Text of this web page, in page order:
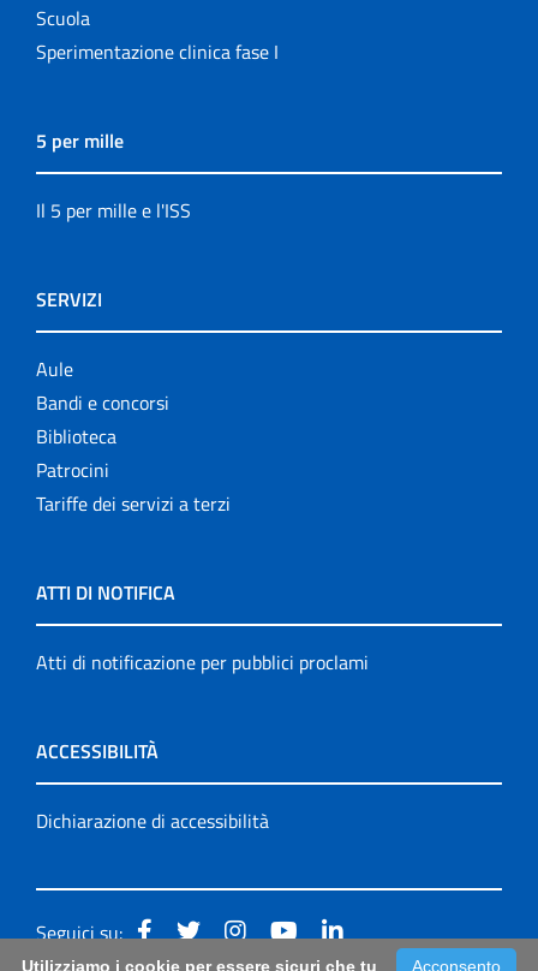
Scuola
Sperimentazione clinica fase I
5 per mille
Il 5 per mille e l'ISS
SERVIZI
Aule
Bandi e concorsi
Biblioteca
Patrocini
Tariffe dei servizi a terzi
ATTI DI NOTIFICA
Atti di notificazione per pubblici proclami
ACCESSIBILITÀ
Dichiarazione di accessibilità
Seguici su:
Acconsento
Utilizziamo i cookie per essere sicuri che tu